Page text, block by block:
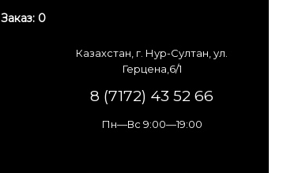
Заказ: 0
Казахстан, г. Нур-Султан, ул.
Герцена,6/1
8 (7172) 43 52 66
Пн—Вс 9:00—19:00